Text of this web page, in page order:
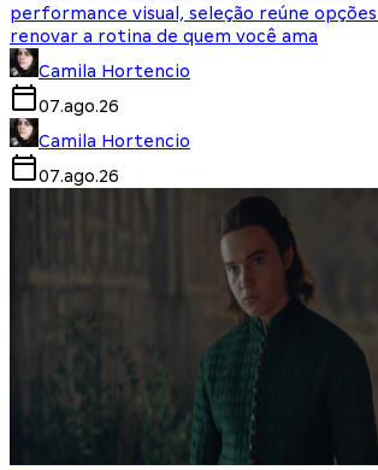
performance visual, seleção reúne
renovar a rotina de quem você ama
Camila Hortencio
07.ago.26
Camila Hortencio
07.ago.26